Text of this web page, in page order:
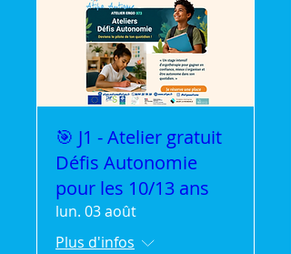
🎯 J1 - Atelier gratuit
Défis Autonomie
pour les 10/13 ans
lun. 03 août
Plus d'infos